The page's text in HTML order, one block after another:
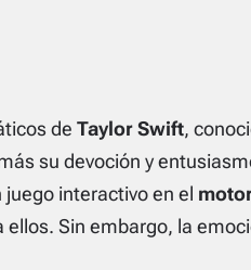
de Taylor Swift,
su devoción y
interactivo en el
Sin embargo, la